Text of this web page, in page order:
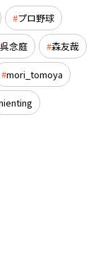
プロ野球
呉念庭 森友哉
mori_tomoya